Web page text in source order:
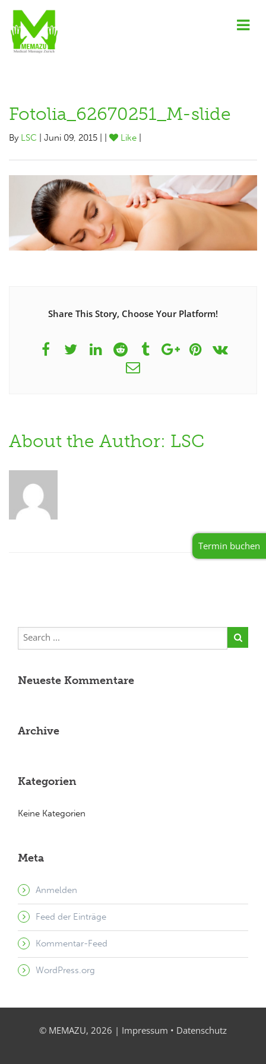
Termin buchen
Fotolia_62670251_M-slide
By LSC | Juni 09, 2015 | | Like
Share This Story, Choose Your Platform!
About the Author: LSC
Neueste Kommentare
Archive
Kategorien
Keine Kategorien
Meta
Anmelden
Feed der Einträge
Kommentar-Feed
WordPress.org
© MEMAZU, 2026 | Impressum • Datenschutz